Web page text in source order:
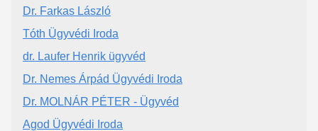
Dr. Farkas László
Tóth Ügyvédi Iroda
dr. Laufer Henrik ügyvéd
Dr. Nemes Árpád Ügyvédi Iroda
Dr. MOLNÁR PÉTER - Ügyvéd
Agod Ügyvédi Iroda